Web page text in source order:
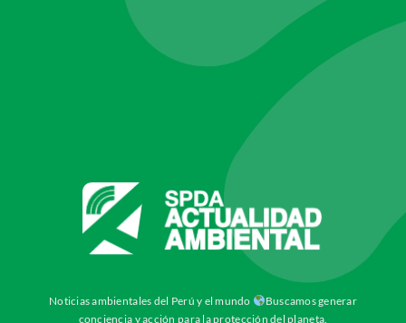
Noticias ambientales del Perú y el mundo
Buscamos generar
conciencia y acción para la protección del planeta.